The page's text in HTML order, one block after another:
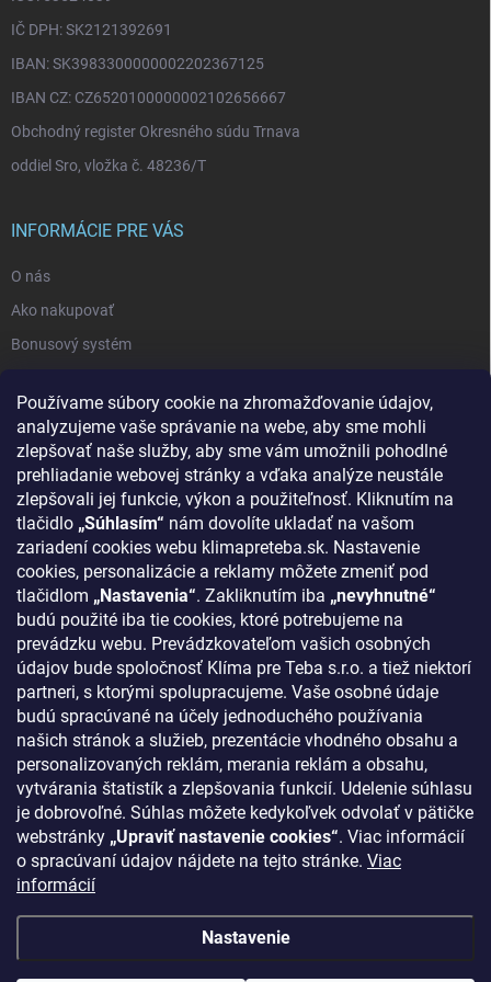
Používame súbory cookie na zhromažďovanie údajov,
analyzujeme vaše správanie na webe, aby sme mohli
zlepšovať naše služby, aby sme vám umožnili pohodlné
prehliadanie webovej stránky a vďaka analýze neustále
zlepšovali jej funkcie, výkon a použiteľnosť. Kliknutím na
tlačidlo „Súhlasím“ nám dovolíte ukladať na vašom
zariadení cookies webu klimapreteba.sk. Nastavenie
cookies, personalizácie a reklamy môžete zmeniť pod
tlačidlom „Nastavenia“. Zakliknutím iba „nevyhnutné“
budú použité iba tie cookies, ktoré potrebujeme na
prevádzku webu. Prevádzkovateľom vašich osobných
údajov bude spoločnosť Klíma pre Teba s.r.o. a tiež niektorí
partneri, s ktorými spolupracujeme. Vaše osobné údaje
budú spracúvané na účely jednoduchého používania
našich stránok a služieb, prezentácie vhodného obsahu a
personalizovaných reklám, merania reklám a obsahu,
vytvárania štatistík a zlepšovania funkcií. Udelenie súhlasu
je dobrovoľné. Súhlas môžete kedykoľvek odvolať v pätičke
webstránky „Upraviť nastavenie cookies“. Viac informácií
o spracúvaní údajov nájdete na tejto stránke. Viac
informácií
Nastavenie
IČ DPH: SK2121392691
IBAN: SK3983300000002202367125
IBAN CZ: CZ6520100000002102656667
Obchodný register Okresného súdu Trnava
oddiel Sro, vložka č. 48236/T
INFORMÁCIE PRE VÁS
O nás
Ako nakupovať
Bonusový systém
Blog - najnovšie články
Obchodné podmienky
Podmienky ochrany osobných údajov
Odstúpenie od zmluvy
Kontakty
KONTAKT
klima@klimapreteba.sk
0907 044 080
https://www.facebook.com/klimapreteba.sk
klimapreteba
https://www.youtube.com/@klimapreteba
nastavenie cookies